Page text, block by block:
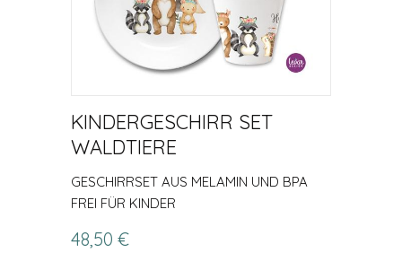
KINDERGESCHIRR SET
WALDTIERE
GESCHIRRSET AUS MELAMIN UND BPA
FREI FÜR KINDER
48,50 €